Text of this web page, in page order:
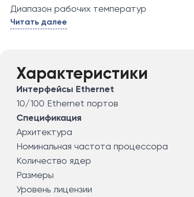
Диапазон рабочих температур
Читать далее
Характеристики
Интерфейсы Ethernet
10/100 Ethernet портов
Спецификация
Архитектура
Номинальная частота процессора
Количество ядер
Размеры
Уровень лицензии